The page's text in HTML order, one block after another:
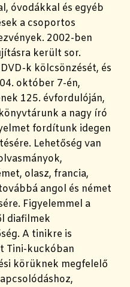
óvodákkal és egyéb
a csoportos
2002-ben
került sor.
k kölcsönzését, és
október 7-én,
125. évfordulóján,
a nagy író
fordítunk idegen
Lehetőség van
olasz, francia,
angol és német
Figyelemmel a
diafilmek
A tinikre is
Tini-kuckóban
körüknek megfelelő